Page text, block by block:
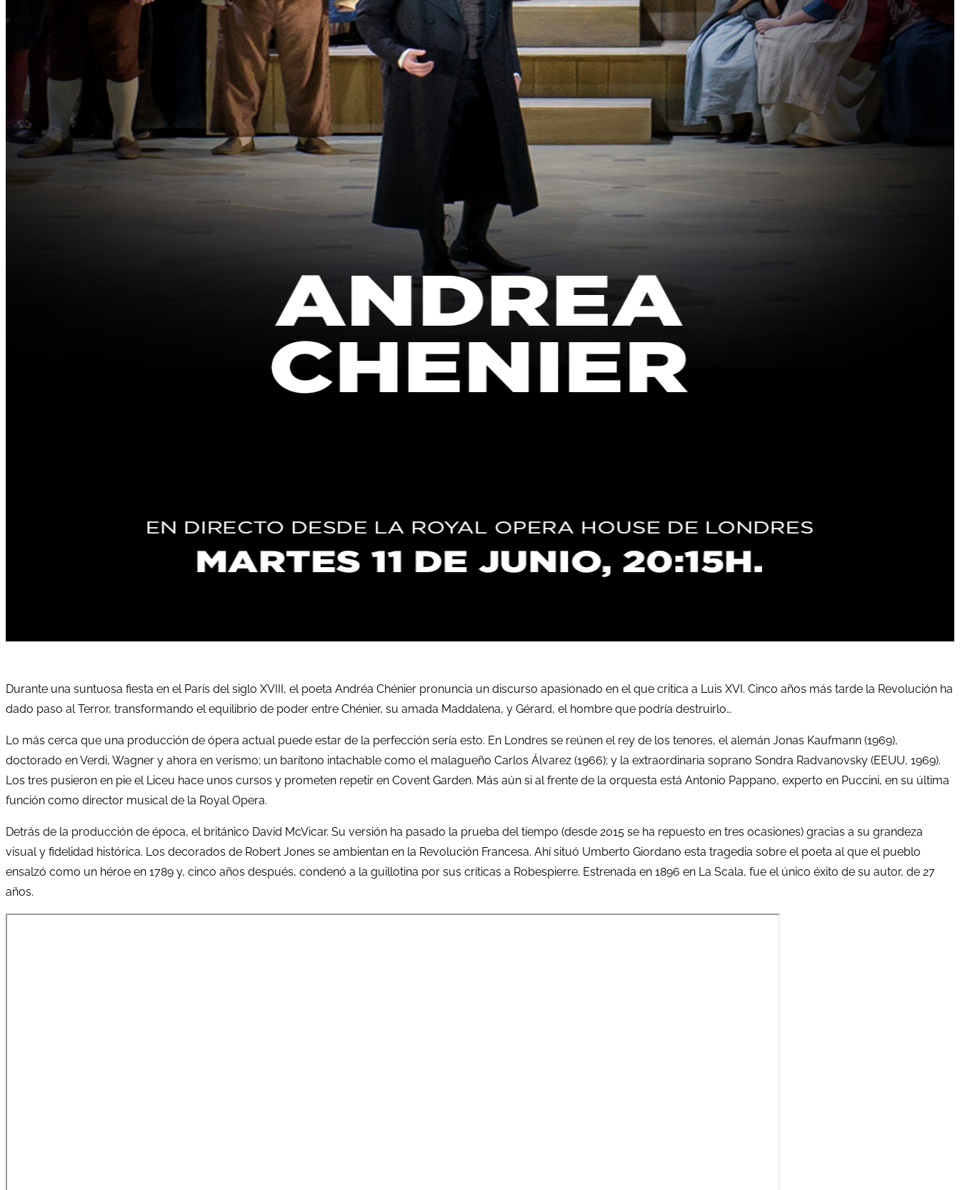
Durante una suntuosa fiesta en el París del siglo XVIII, el poeta Andréa Chénier pronuncia un discurso apasionado en el que critica a Luis XVI. Cinco años más tarde la Revolución ha
dado paso al Terror, transformando el equilibrio de poder entre Chénier, su amada Maddalena, y Gérard, el hombre que podría destruirlo…
Lo más cerca que una producción de ópera actual puede estar de la perfección sería esto. En Londres se reúnen el rey de los tenores, el alemán Jonas Kaufmann (1969),
doctorado en Verdi, Wagner y ahora en verismo; un barítono intachable como el malagueño Carlos Álvarez (1966); y la extraordinaria soprano Sondra Radvanovsky (EEUU, 1969).
Los tres pusieron en pie el Liceu hace unos cursos y prometen repetir en Covent Garden. Más aún si al frente de la orquesta está Antonio Pappano, experto en Puccini, en su última
función como director musical de la Royal Opera.
Detrás de la producción de época, el británico David McVicar. Su versión ha pasado la prueba del tiempo (desde 2015 se ha repuesto en tres ocasiones) gracias a su grandeza
visual y fidelidad histórica. Los decorados de Robert Jones se ambientan en la Revolución Francesa. Ahí situó Umberto Giordano esta tragedia sobre el poeta al que el pueblo
ensalzó como un héroe en 1789 y, cinco años después, condenó a la guillotina por sus críticas a Robespierre. Estrenada en 1896 en La Scala, fue el único éxito de su autor, de 27
años.